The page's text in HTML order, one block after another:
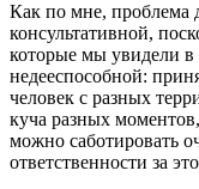
Как по мне, проблема
консультативной,
которые мы увидели в
недееспособной:
человек с разных
куча разных
можно саботировать
ответственности за